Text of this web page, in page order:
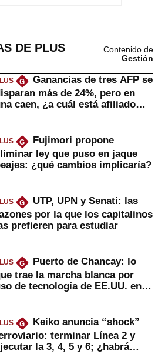
DE PLUS
Contenido de
Gestión
G
Ganancias de tres AFP se
más de 24%, pero en
caen, ¿a cuál está afiliado
G
Fujimori propone
ley que puso en jaque
¿qué cambios implicaría?
G
UTP, UPN y Senati: las
por la que los capitalinos
prefieren para estudiar
G
Puerto de Chancay: lo
trae la marcha blanca por
de tecnología de EE.UU. en
G
Keiko anuncia “shock”
terminar Línea 2 y
la 3, 4, 5 y 6; ¿habrá